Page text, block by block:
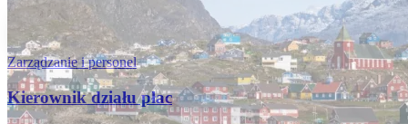
Zarządzanie i personel
Kierownik działu płac